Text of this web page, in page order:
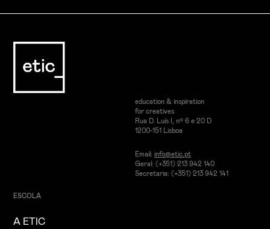
education & inspiration
for creatives
Rua D. Luís I, nº 6 e 20 D
1200-151 Lisboa
Email: info@etic.pt
Geral: (+351) 213 942 140
Secretaria: (+351) 213 942 141
ESCOLA
A ETIC